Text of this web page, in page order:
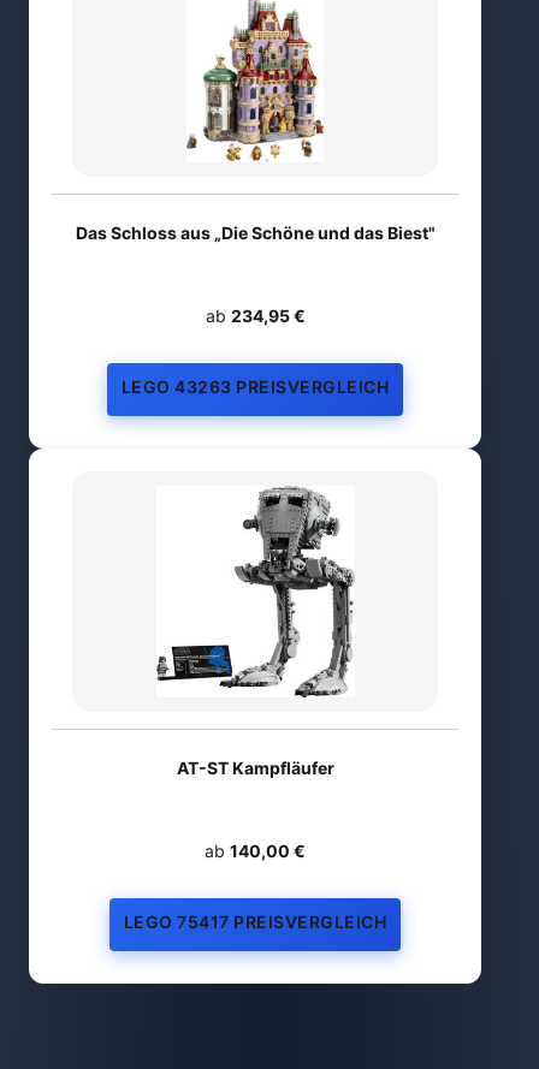
Das Schloss aus „Die Schöne und das Biest"
ab 234,95 €
LEGO 43263 PREISVERGLEICH
AT-ST Kampfläufer
ab 140,00 €
LEGO 75417 PREISVERGLEICH